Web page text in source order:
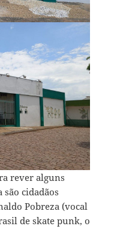
rever alguns
são cidadãos
Pobreza (vocal
de skate punk, o